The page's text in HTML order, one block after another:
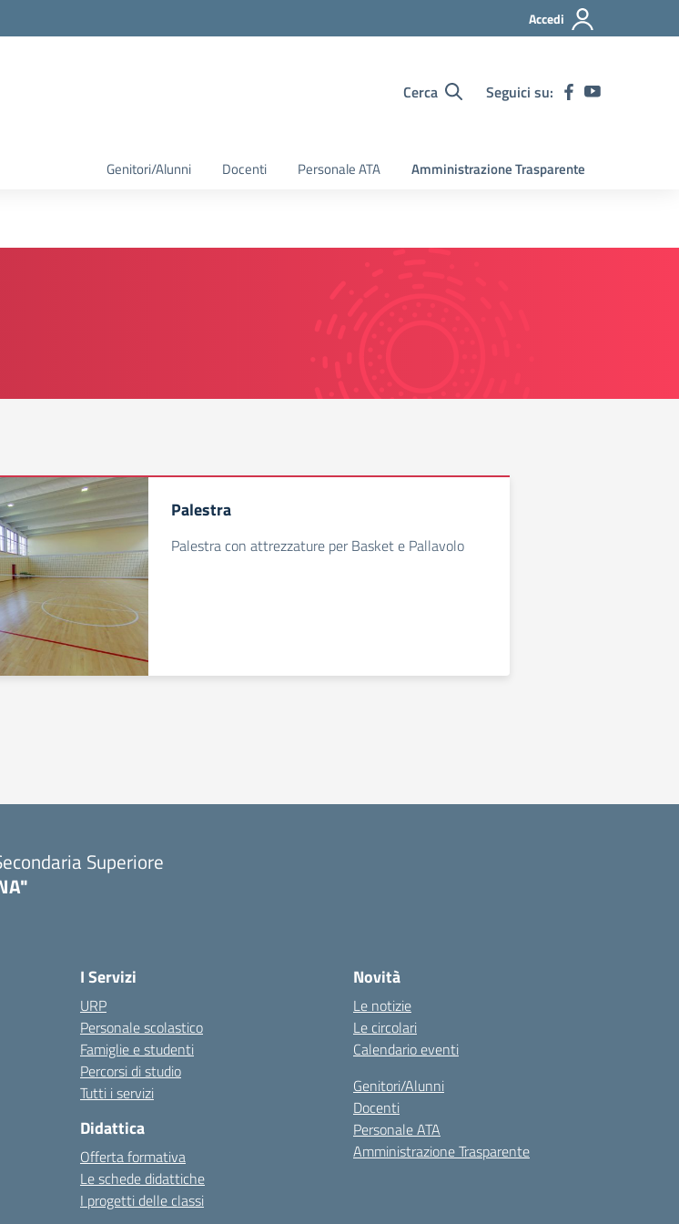
Accedi
Cerca Seguici su:
Genitori/Alunni Docenti Personale ATA Amministrazione Trasparente
Palestra
Palestra con attrezzature per Basket e Pallavolo
Superiore
I Servizi
URP
Personale scolastico
Famiglie e studenti
Percorsi di studio
Tutti i servizi
Didattica
Offerta formativa
Le schede didattiche
I progetti delle classi
Novità
Le notizie
Le circolari
Calendario eventi
Genitori/Alunni
Docenti
Personale ATA
Amministrazione Trasparente